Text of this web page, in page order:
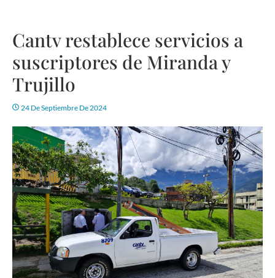
Cantv restablece servicios a
suscriptores de Miranda y
Trujillo
24 De Septiembre De 2024